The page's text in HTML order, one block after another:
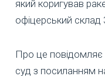
який коригував
офіцерський склад
Про це повідомляє
суд з посиланням